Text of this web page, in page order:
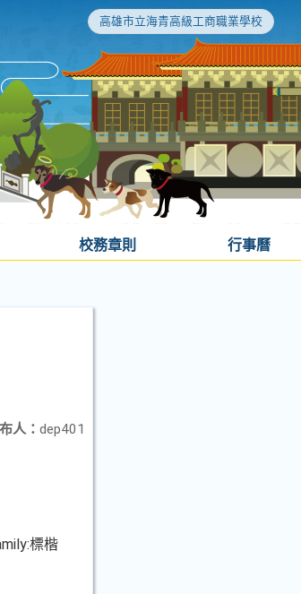
高雄市立海青高級工商職業學校
校務章則 行事曆
人： dep401
標楷